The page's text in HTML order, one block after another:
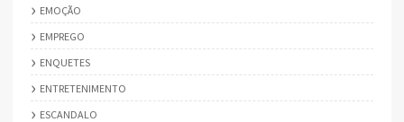
EMOÇÃO
EMPREGO
ENQUETES
ENTRETENIMENTO
ESCANDALO